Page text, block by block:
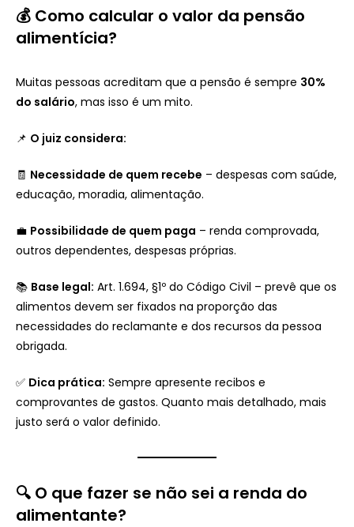
💰 Como calcular o valor da pensão
alimentícia?
Muitas pessoas acreditam que a pensão é sempre 30%
do salário, mas isso é um mito.
📌 O juiz considera:
🧾 Necessidade de quem recebe – despesas com saúde,
educação, moradia, alimentação.
💼 Possibilidade de quem paga – renda comprovada,
outros dependentes, despesas próprias.
📚 Base legal: Art. 1.694, §1º do Código Civil – prevê que os
alimentos devem ser fixados na proporção das
necessidades do reclamante e dos recursos da pessoa
obrigada.
✅ Dica prática: Sempre apresente recibos e
comprovantes de gastos. Quanto mais detalhado, mais
justo será o valor definido.
🔍 O que fazer se não sei a renda do
alimentante?